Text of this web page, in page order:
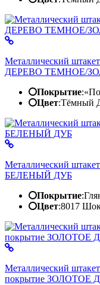
Металлический
ДЕРЕВО ТЕМНОЕ/
Покрытие:
Цвет:Тёмный
Металлический
БЕЛЕНЫЙ ДУБ
Покрытие:
Цвет:8017
Металлический
покрытие ЗОЛОТОЕ